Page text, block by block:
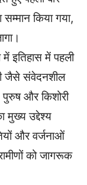
किया गया,
इतिहास में पहली
जैसे संवेदनशील
और किशोरी
मुख्य उद्देश्य
और वर्जनाओं
को जागरूक